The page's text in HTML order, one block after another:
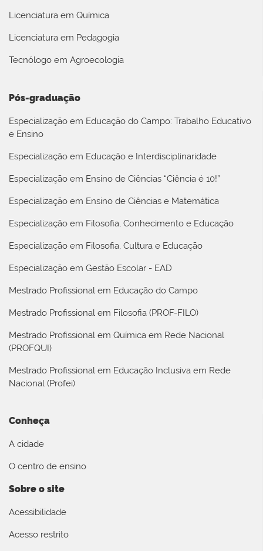
Licenciatura em Química
Licenciatura em Pedagogia
Tecnólogo em Agroecologia
Pós-graduação
Especialização em Educação do Campo: Trabalho Educativo
e Ensino
Especialização em Educação e Interdisciplinaridade
Especialização em Ensino de Ciências “Ciência é 10!”
Especialização em Ensino de Ciências e Matemática
Especialização em Filosofia, Conhecimento e Educação
Especialização em Filosofia, Cultura e Educação
Especialização em Gestão Escolar - EAD
Mestrado Profissional em Educação do Campo
Mestrado Profissional em Filosofia (PROF-FILO)
Mestrado Profissional em Química em Rede Nacional
(PROFQUI)
Mestrado Profissional em Educação Inclusiva em Rede
Nacional (Profei)
Conheça
A cidade
O centro de ensino
Sobre o site
Acessibilidade
Acesso restrito